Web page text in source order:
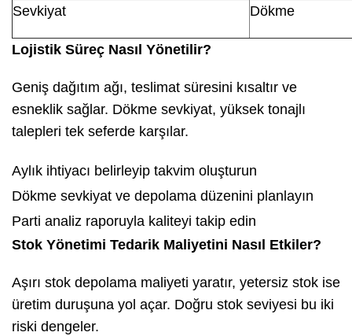
Sevkiyat Dökme
Lojistik Süreç Nasıl Yönetilir?
Geniş dağıtım ağı, teslimat süresini kısaltır ve
esneklik sağlar. Dökme sevkiyat, yüksek tonajlı
talepleri tek seferde karşılar.
Aylık ihtiyacı belirleyip takvim oluşturun
Dökme sevkiyat ve depolama düzenini planlayın
Parti analiz raporuyla kaliteyi takip edin
Stok Yönetimi Tedarik Maliyetini Nasıl Etkiler?
Aşırı stok depolama maliyeti yaratır, yetersiz stok ise
üretim duruşuna yol açar. Doğru stok seviyesi bu iki
riski dengeler.